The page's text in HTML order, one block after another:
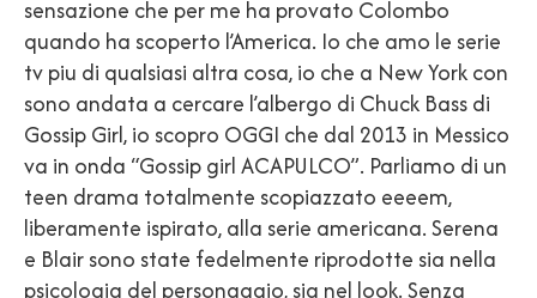
sensazione che per me ha provato Colombo
quando ha scoperto l’America. Io che amo le serie
tv piu di qualsiasi altra cosa, io che a New York con
sono andata a cercare l’albergo di Chuck Bass di
Gossip Girl, io scopro OGGI che dal 2013 in Messico
va in onda “Gossip girl ACAPULCO”. Parliamo di un
teen drama totalmente scopiazzato eeeem,
liberamente ispirato, alla serie americana. Serena
e Blair sono state fedelmente riprodotte sia nella
psicologia del personaggio, sia nel look. Senza